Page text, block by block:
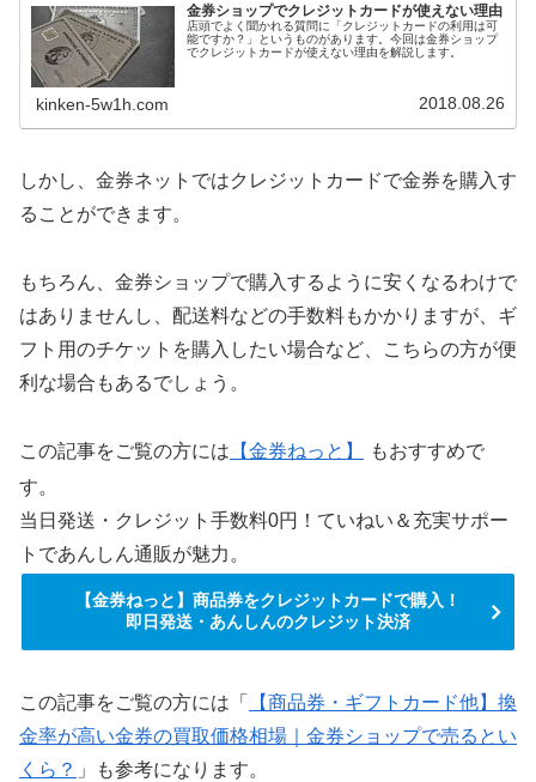
金券ショップでクレジットカードが使えない理由
店頭でよく聞かれる質問に「クレジットカードの利用は可
能ですか？」というものがあります。今回は金券ショップ
でクレジットカードが使えない理由を解説します。
kinken-5w1h.com 2018.08.26
しかし、金券ネットではクレジットカードで金券を購入す
ることができます。
もちろん、金券ショップで購入するように安くなるわけで
はありませんし、配送料などの手数料もかかりますが、ギ
フト用のチケットを購入したい場合など、こちらの方が便
利な場合もあるでしょう。
この記事をご覧の方には 【金券ねっと】
もおすすめで
す。
当日発送・クレジット手数料0円！ていねい＆充実サポー
トであんしん通販が魅力。
【金券ねっと】商品券をクレジットカードで購入！
即日発送・あんしんのクレジット決済
この記事をご覧の方には「
【商品券・ギフトカード他】換
金率が高い金券の買取価格相場｜金券ショップで売るとい
くら？ 」も参考になります。